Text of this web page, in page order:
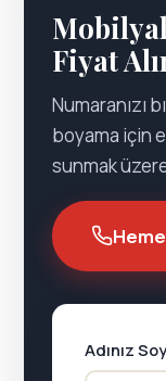
Fiyat
Numaranızı
boyama için
sunmak
Adınız